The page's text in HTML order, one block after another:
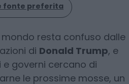
fonte preferita
mondo resta confuso dalle
di Donald Trump, e
e governi cercano di
le prossime mosse, un